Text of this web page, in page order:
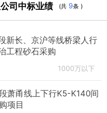
司中标业绩 (共 9条 )
新长、京沪等线桥梁人行
工程砂石采购
1000万以下
萧甬线上下行K5-K140间
项目